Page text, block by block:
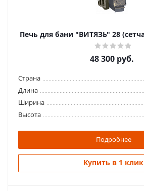
26 300руб.
Длина
Печь для бани "ВИТЯЗЬ" 28
48 300руб.
Страна
Длина
Ширина
Высота
Подробнее
Купить в 1 клик